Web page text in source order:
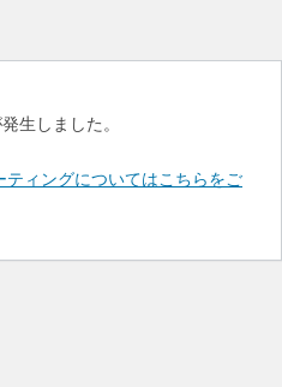
生しました。
ィングについてはこちらをご